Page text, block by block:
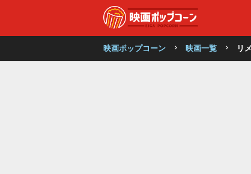
映画ポップコーン 映画一覧 リ